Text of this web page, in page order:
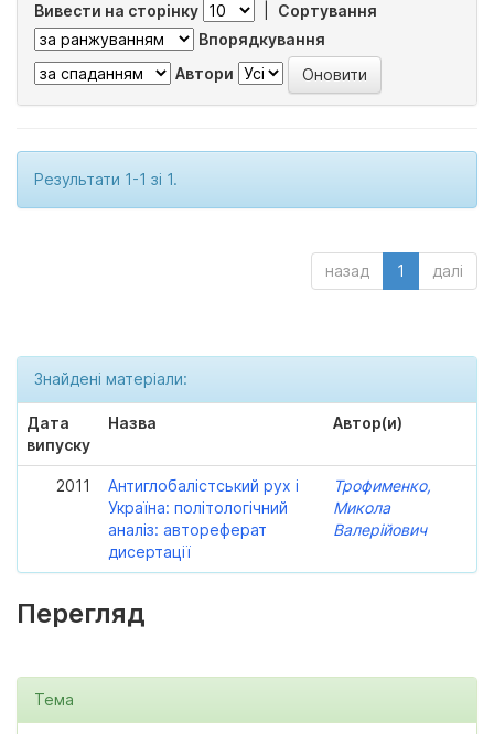
Вивести на сторінку
Сортування
Впорядкування
Автори
Результати 1-1 зі 1.
назад 1 далі
Знайдені матеріали:
Дата
випуску
Назва Автор(и)
2011
Антиглобалістський рух і
Україна: політологічний
аналіз: автореферат
дисертації
Трофименко,
Микола
Валерійович
Перегляд
Тема